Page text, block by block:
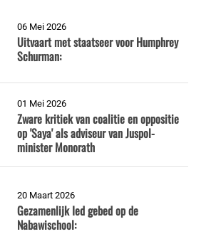
06 Mei 2026
Uitvaart met staatseer voor Humphrey
Schurman:
01 Mei 2026
Zware kritiek van coalitie en oppositie
op 'Saya' als adviseur van Juspol-
minister Monorath
20 Maart 2026
Gezamenlijk Ied gebed op de
Nabawischool: